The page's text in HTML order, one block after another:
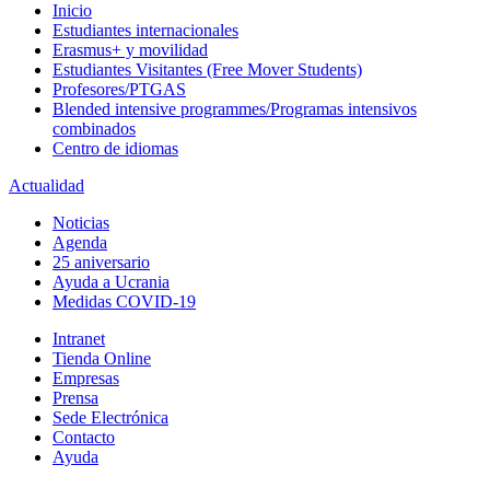
Inicio
Estudiantes internacionales
Erasmus+ y movilidad
Estudiantes Visitantes (Free Mover Students)
Profesores/PTGAS
Blended intensive programmes/Programas intensivos
combinados
Centro de idiomas
Actualidad
Noticias
Agenda
25 aniversario
Ayuda a Ucrania
Medidas COVID-19
Intranet
Tienda Online
Empresas
Prensa
Sede Electrónica
Contacto
Ayuda